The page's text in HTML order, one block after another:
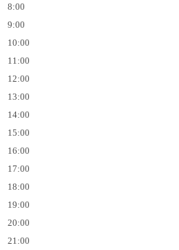
8:00
9:00
10:00
11:00
12:00
13:00
14:00
15:00
16:00
17:00
18:00
19:00
20:00
21:00